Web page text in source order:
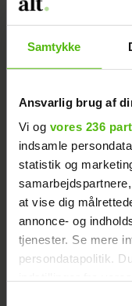
Samtykke
Ansvarlig brug af
Vi og vores 236
indsamle
statistik og
at vise dig
annonce- og
tjenester. Se mere
persondatapolitik.